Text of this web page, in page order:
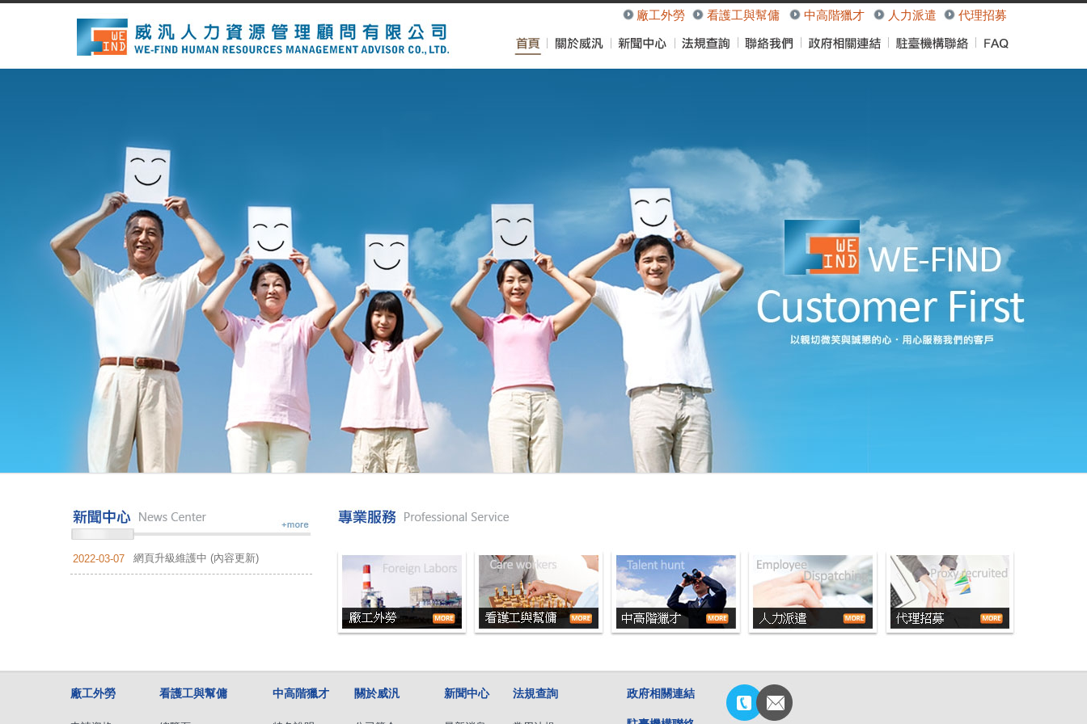
廠工外勞 看護工與幫傭 中高階獵才 人力派遣 代理招募
2022-03-07 網頁升級維護中 (內容更新)
廠工外勞 看護工與幫傭 中高階獵才 關於威汎 新聞中心 法規查詢 政府相關連結